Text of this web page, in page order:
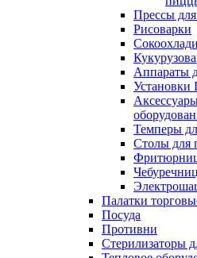
Прессы для
Рисоварки
Аппараты
Установки
Темперы
Столы для
Палатки
Посуда
Противни
Стерилизаторы